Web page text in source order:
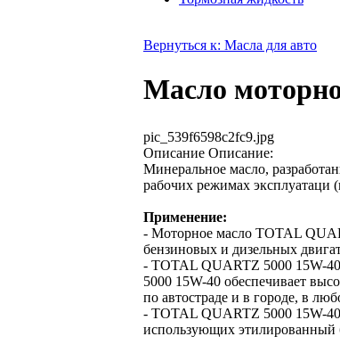
Вернуться к: Масла для авто
Масло
pic_539f6598c2fc9.jpg
Описание Описание:
Минеральное масло,
рабочих режимах эксплуатаци
Применение:
- Моторное масло TOTAL
бензиновых и дизельных
- TOTAL QUARTZ 5000 15W-40
5000 15W-40 обеспечивает
по автостраде и в городе, в
- TOTAL QUARTZ 5000 15W-
использующих